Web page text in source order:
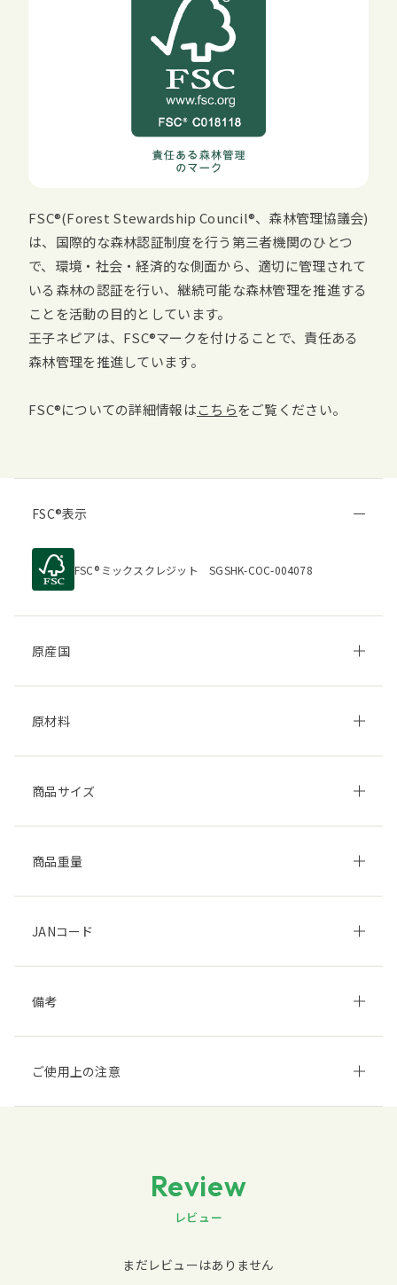
FSC (Forest Stewardship Council 、森林管理協議会)
は、国際的な森林認証制度を行う第三者機関のひとつ
で、環境・社会・経済的な側面から、適切に管理されて
いる森林の認証を行い、継続可能な森林管理を推進する
ことを活動の目的としています。
王子ネピアは、 FSC マークを付けることで、責任ある
森林管理を推進しています。
FSC についての詳細情報はこちらをご覧ください。
FSC 表示
FSC ミックスクレジット SGSHK-COC-004078
原産国
原材料
商品サイズ
商品重量
JANコード
備考
ご使用上の注意
Review
レビュー
まだレビューはありません